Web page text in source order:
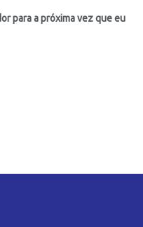
para a próxima vez que eu